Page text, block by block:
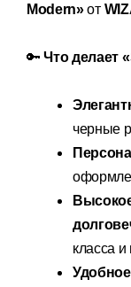
Modern»от
🔑Что делает
черные
класса